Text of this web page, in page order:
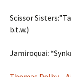
Scissor
b.t.w.)
Jamiroquai: